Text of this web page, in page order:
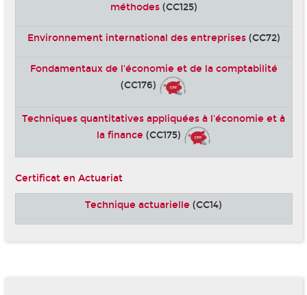
méthodes(CC125)
Environnement international des entreprises(CC72)
Fondamentaux de l'économie et de la comptabilité
(CC176)
Techniques quantitatives appliquées à l'économie et à
la finance (CC175)
Certificat en Actuariat
Technique actuarielle (CC14)